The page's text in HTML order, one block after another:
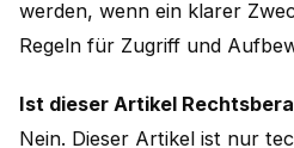
werden, wenn ein klarer
Regeln für Zugriff und
Ist dieser Artikel
Nein. Dieser Artikel ist nur